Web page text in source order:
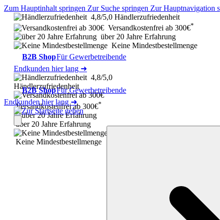
Zum Hauptinhalt springen Zur Suche springen Zur Hauptnavigation
4,8/5,0 Händlerzufriedenheit
Versandkostenfrei ab 300€*
über 20 Jahre Erfahrung
Keine Mindestbestellmenge
B2B ShopFür Gewerbetreibende
Endkunden hier lang ➜
4,8/5,0
Händlerzufriedenheit
Versandkostenfrei ab 300€*
über 20 Jahre Erfahrung
Keine Mindestbestellmenge
B2B ShopFür Gewerbetreibende
Endkunden hier lang ➜